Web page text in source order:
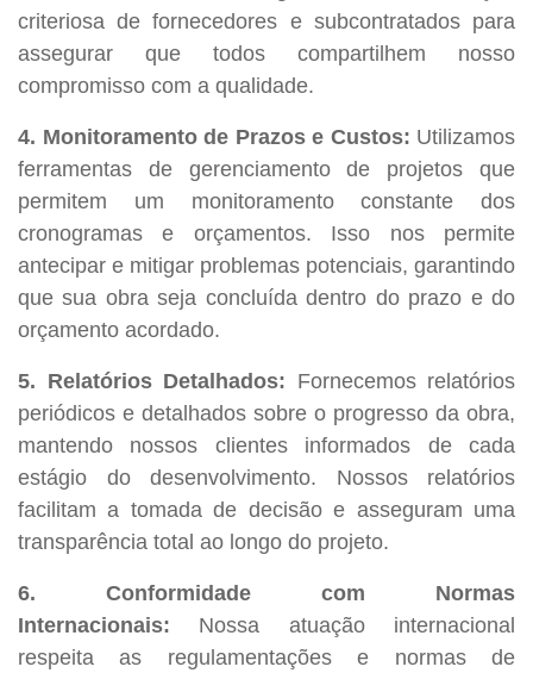
criteriosa de fornecedores e subcontratados para
assegurar que todos compartilhem nosso
compromisso com a qualidade.
4. Monitoramento de Prazos e Custos: Utilizamos
ferramentas de gerenciamento de projetos que
permitem um monitoramento constante dos
cronogramas e orçamentos. Isso nos permite
antecipar e mitigar problemas potenciais, garantindo
que sua obra seja concluída dentro do prazo e do
orçamento acordado.
5. Relatórios Detalhados: Fornecemos relatórios
periódicos e detalhados sobre o progresso da obra,
mantendo nossos clientes informados de cada
estágio do desenvolvimento. Nossos relatórios
facilitam a tomada de decisão e asseguram uma
transparência total ao longo do projeto.
6. Conformidade com Normas
Internacionais: Nossa atuação internacional
respeita as regulamentações e normas de